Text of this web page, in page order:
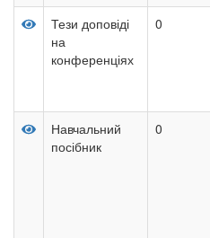
Тези доповіді
на
конференціях
0
Навчальний
посібник
0